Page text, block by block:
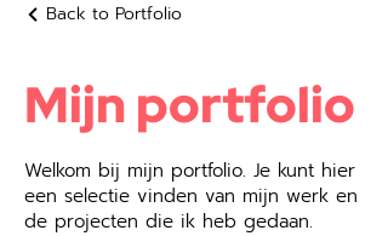
Back to Portfolio
Mijn portfolio
Welkom bij mijn portfolio. Je kunt hier
een selectie vinden van mijn werk en
de projecten die ik heb gedaan.